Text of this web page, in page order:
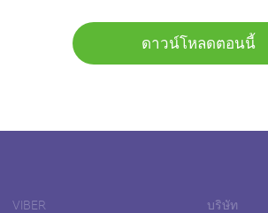
ดาวน์โหลดตอนนี้
VIBER บริษัท